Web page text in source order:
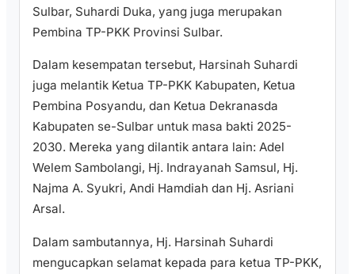
Sulbar, Suhardi Duka, yang juga merupakan
Pembina TP-PKK Provinsi Sulbar.
Dalam kesempatan tersebut, Harsinah Suhardi
juga melantik Ketua TP-PKK Kabupaten, Ketua
Pembina Posyandu, dan Ketua Dekranasda
Kabupaten se-Sulbar untuk masa bakti 2025-
2030. Mereka yang dilantik antara lain: Adel
Welem Sambolangi, Hj. Indrayanah Samsul, Hj.
Najma A. Syukri, Andi Hamdiah dan Hj. Asriani
Arsal.
Dalam sambutannya, Hj. Harsinah Suhardi
mengucapkan selamat kepada para ketua TP-PKK,